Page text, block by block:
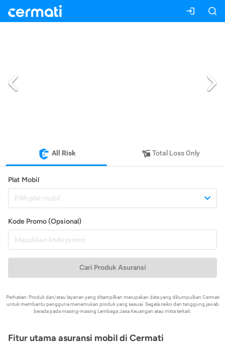
All Risk Total Loss Only
Plat Mobil
Pilih plat mobil
Kode Promo (Opsional)
Cari Produk Asuransi
Perhatian: Produk dan/atau layanan yang ditampilkan merupakan data yang dikumpulkan Cermati
untuk membantu pengguna menemukan produk yang sesuai. Segala risiko dan tanggung jawab
berada pada masing-masing Lembaga Jasa Keuangan atau mitra terkait.
Fitur utama asuransi mobil di Cermati